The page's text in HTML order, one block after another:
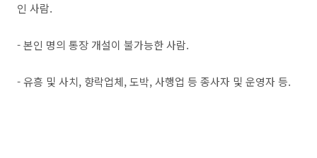
인 사람.
- 본인 명의 통장 개설이 불가능한 사람.
- 유흥 및 사치, 향락업체, 도박, 사행업 등 종사자 및 운영자 등.